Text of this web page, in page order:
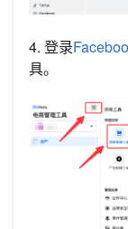
4. 登录
具。